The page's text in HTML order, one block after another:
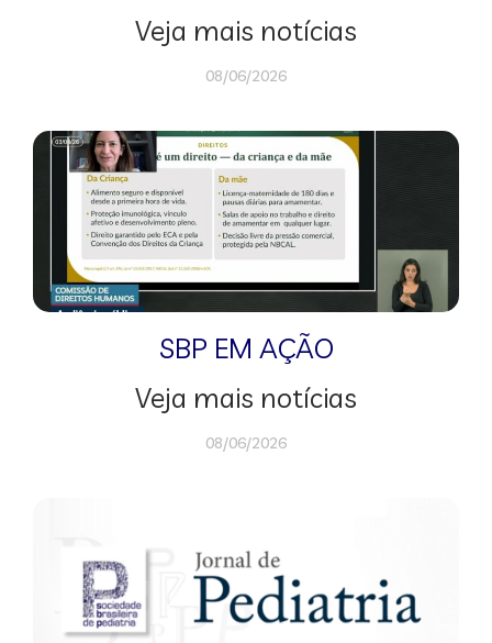
Veja mais notícias
08/06/2026
SBP EM AÇÃO
Veja mais notícias
08/06/2026